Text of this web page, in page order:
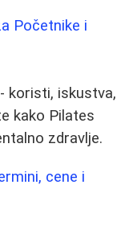
Početnike i
koristi, iskustva,
kako Pilates
zdravlje.
cene i